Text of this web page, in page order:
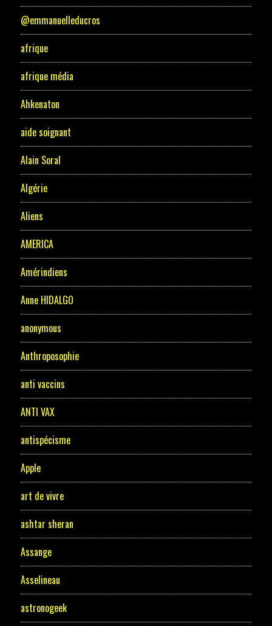
@emmanuelleducros
afrique
afrique média
Ahkenaton
aide soignant
Alain Soral
Algérie
Aliens
AMERICA
Amérindiens
Anne HIDALGO
anonymous
Anthroposophie
anti vaccins
ANTI VAX
antispécisme
Apple
art de vivre
ashtar sheran
Assange
Asselineau
astronogeek